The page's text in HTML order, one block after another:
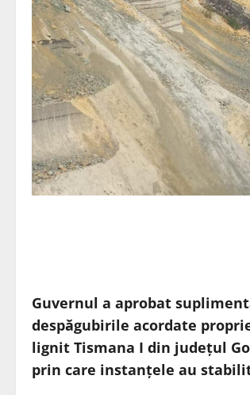
Guvernul a aprobat
despăgubirile acordate
lignit Tismana I din județul
prin care instanțele au